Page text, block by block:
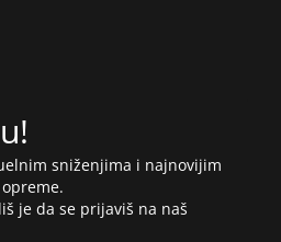
sniženjima i najnovijim
je da se prijaviš na naš